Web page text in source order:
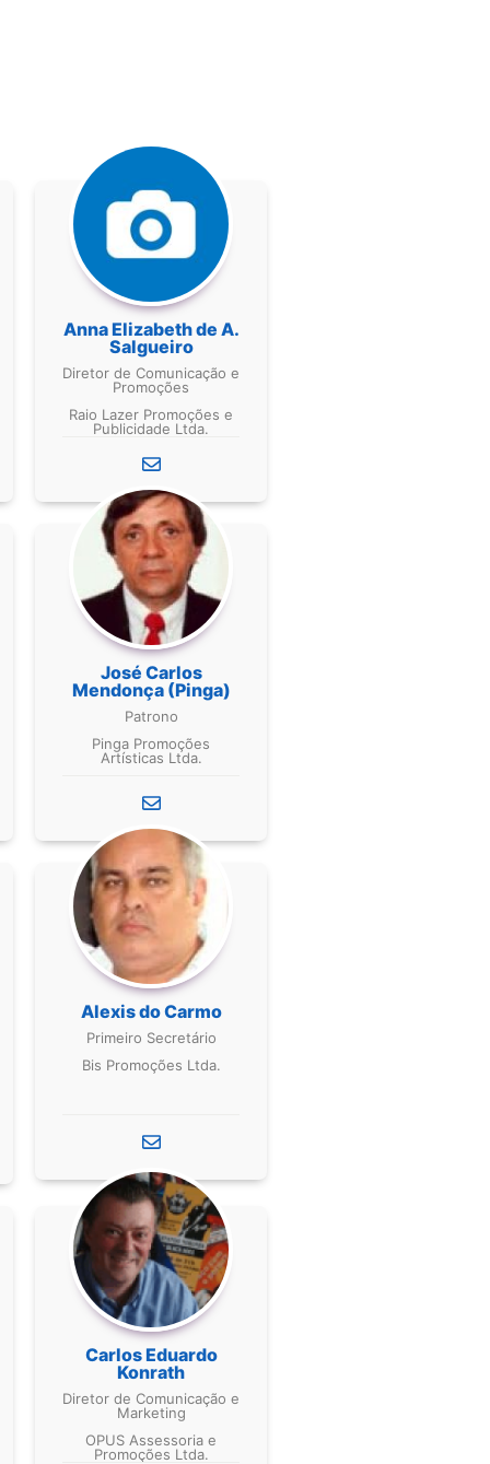
Anna Elizabeth de A.
Salgueiro
Diretor de Comunicação e
Promoções
Raio Lazer Promoções e
Publicidade Ltda.
José Carlos
Mendonça (Pinga)
Patrono
Pinga Promoções
Artísticas Ltda.
Alexis do Carmo
Primeiro Secretário
Bis Promoções Ltda.
Carlos Eduardo
Konrath
Diretor de Comunicação e
Marketing
OPUS Assessoria e
Promoções Ltda.